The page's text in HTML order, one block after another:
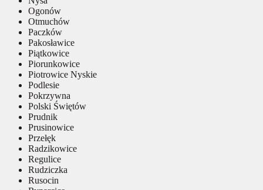
Ogonów
Otmuchów
Paczków
Pakosławice
Piątkowice
Piorunkowice
Piotrowice Nyskie
Podlesie
Pokrzywna
Polski Świętów
Prudnik
Prusinowice
Przełęk
Radzikowice
Regulice
Rudziczka
Rusocin